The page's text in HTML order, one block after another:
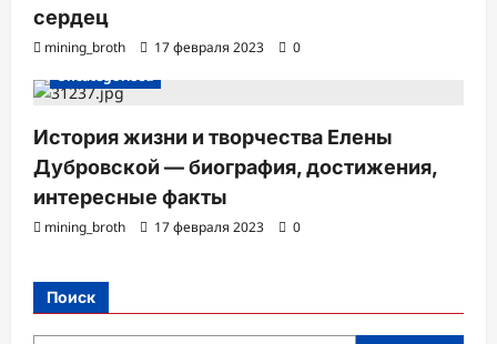
сердец
mining_broth 17 февраля 2023
0
Uncategorised
История жизни и творчества Елены
Дубровской — биография, достижения,
интересные факты
mining_broth 17 февраля 2023 0
Поиск